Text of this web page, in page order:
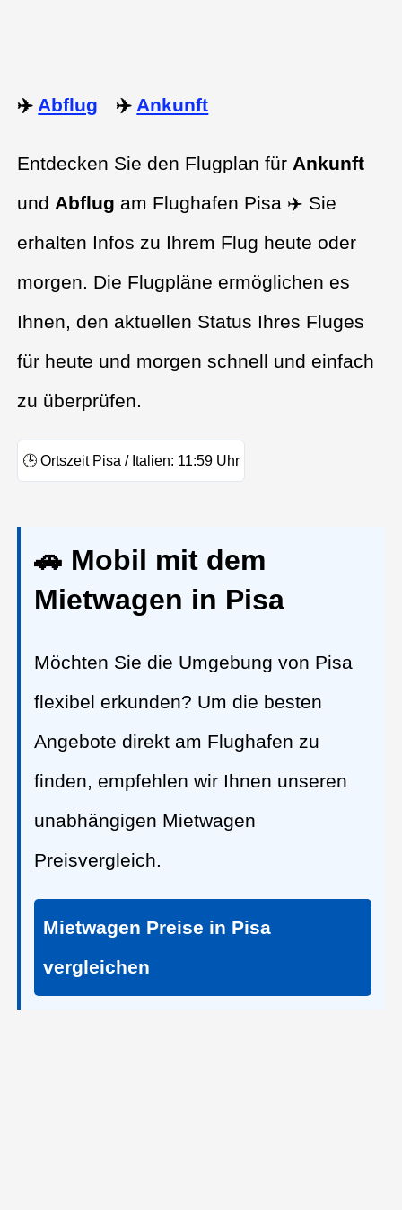
✈️ Abflug ✈️ Ankunft
Entdecken Sie den Flugplan für Ankunft
und Abflug am Flughafen Pisa ✈️ Sie
erhalten Infos zu Ihrem Flug heute oder
morgen. Die Flugpläne ermöglichen es
Ihnen, den aktuellen Status Ihres Fluges
für heute und morgen schnell und einfach
zu überprüfen.
🕒 Ortszeit Pisa / Italien: 11:59 Uhr
🚗 Mobil mit dem
Mietwagen in Pisa
Möchten Sie die Umgebung von Pisa
flexibel erkunden? Um die besten
Angebote direkt am Flughafen zu
finden, empfehlen wir Ihnen unseren
unabhängigen Mietwagen
Preisvergleich.
Mietwagen Preise in Pisa
vergleichen